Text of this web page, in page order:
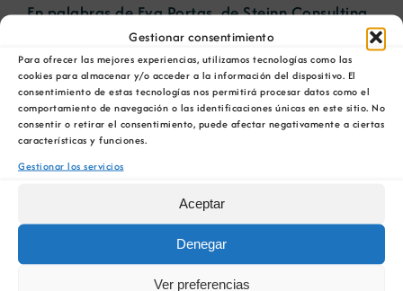
Gestionar consentimiento
Para ofrecer las mejores experiencias, utilizamos tecnologías como las
cookies para almacenar y/o acceder a la información del dispositivo. El
consentimiento de estas tecnologías nos permitirá procesar datos como el
comportamiento de navegación o las identificaciones únicas en este sitio. No
consentir o retirar el consentimiento, puede afectar negativamente a ciertas
características y funciones.
Gestionar los servicios
Aceptar
Denegar
Ver preferencias
En palabras de Eva Portas, de Steinn Consulting,
consultora encargada de la obtención de la
etiqueta: “Ha sido realmente fácil obtener la
etiqueta Ecolabel para Canteras de Lalín, ya que
nos hemos limitado solamente a ordenar y
plasmar la información requerida. La línea de
trabajo de esta empresa en el sentido del
respeto ambiental estaba ya resuelta”.
Después de un cambio generacional en la
empresa, “establecimosla prioridad de trabajar
siendo respetuosos con nuestro entorno natural
y rural.Reflexionamos sobre cómo podíamos